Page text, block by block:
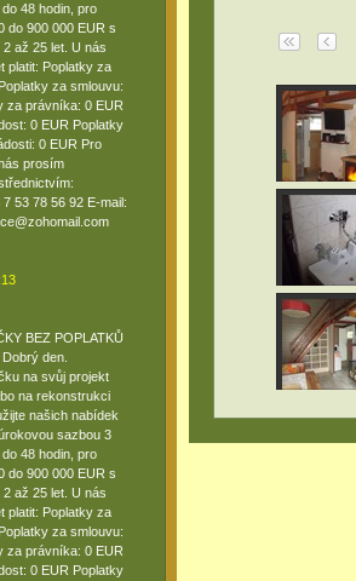
48 hodin, pro
do 900 000 EUR s
až 25 let. U nás
platit: Poplatky za
za smlouvu:
za právníka: 0 EUR
0 EUR Poplatky
0 EUR Pro
prosím
53 78 56 92 E-mail:
BEZ POPLATKŮ
den.
na svůj projekt
na rekonstrukci
našich nabídek
sazbou 3
48 hodin, pro
do 900 000 EUR s
až 25 let. U nás
platit: Poplatky za
za smlouvu:
za právníka: 0 EUR
0 EUR Poplatky